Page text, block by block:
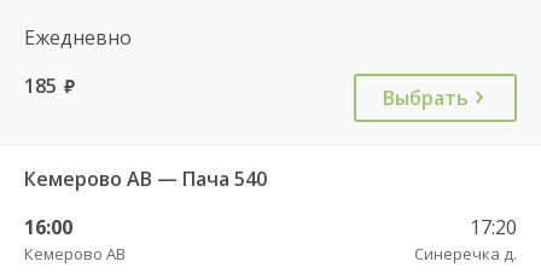
Ежедневно
185 руб. Выбрать
Кемерово АВ — Пача 540
16:00
Кемерово АВ
17:20
Синеречка д.